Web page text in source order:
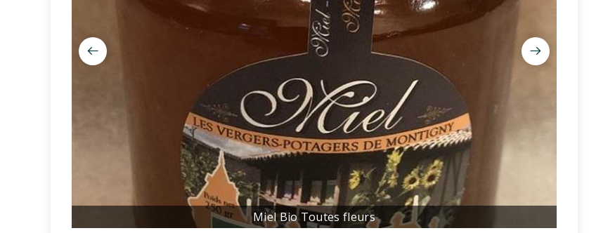
Miel Bio Toutes fleurs